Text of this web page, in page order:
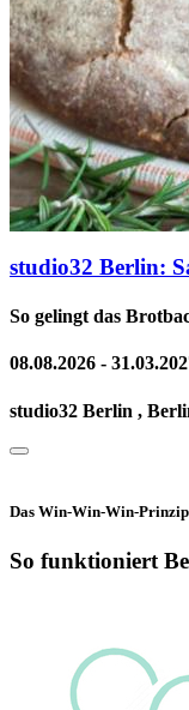
studio32 Berlin:
So gelingt das
08.08.2026 -
studio32 Berlin ,
Das Win-Win-Win-Prinzip
So funktioniert